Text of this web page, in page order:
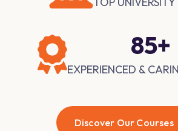
154+
EXPERIENCED &
Discover Our Courses